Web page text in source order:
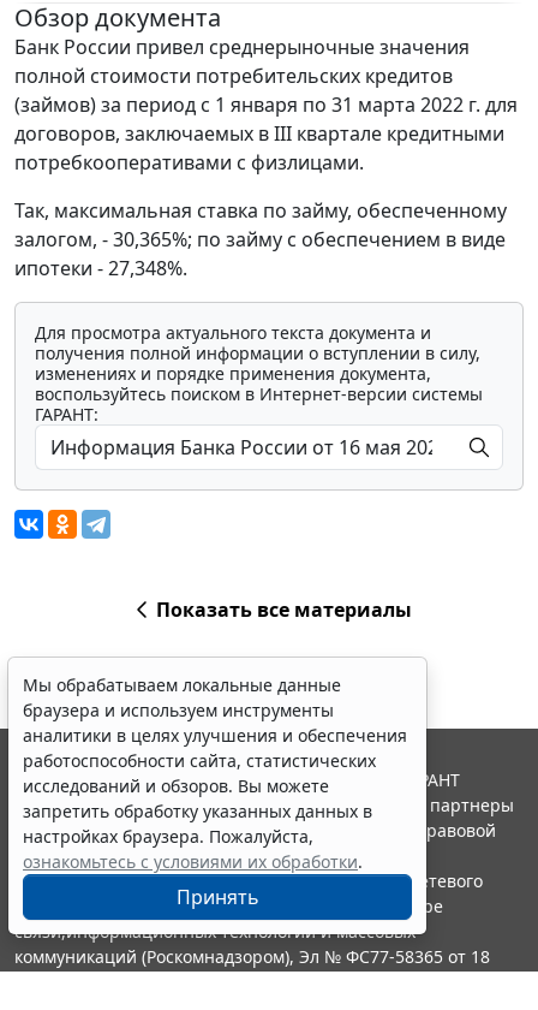
Обзор документа
Банк России привел среднерыночные значения
полной стоимости потребительских кредитов
(займов) за период с 1 января по 31 марта 2022 г. для
договоров, заключаемых в III квартале кредитными
потребкооперативами с физлицами.
Так, максимальная ставка по займу, обеспеченному
залогом, - 30,365%; по займу с обеспечением в виде
ипотеки - 27,348%.
Для просмотра актуального текста документа и
получения полной информации о вступлении в силу,
изменениях и порядке применения документа,
воспользуйтесь поиском в Интернет-версии системы
ГАРАНТ:
Показать все материалы
Мы обрабатываем локальные данные
браузера и используем инструменты
аналитики в целях улучшения и обеспечения
работоспособности сайта, статистических
исследований и обзоров. Вы можете
запретить обработку указанных данных в
настройках браузера. Пожалуйста,
ознакомьтесь с условиями их обработки.
Принять
© ООО "НПП "ГАРАНТ-СЕРВИС", 2026. Система ГАРАНТ
выпускается с 1990 года. Компания "Гарант" и ее партнеры
являются участниками Российской ассоциации правовой
информации ГАРАНТ.
Портал ГАРАНТ.РУ зарегистрирован в качестве сетевого
издания Федеральной службой по надзору в сфере
связи,информационных технологий и массовых
коммуникаций (Роскомнадзором), Эл № ФС77-58365 от 18